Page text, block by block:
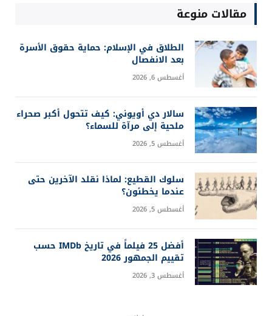
مقالات منوعة
الطلاق في الإسلام: حماية حقوق الأسرة
بعد الانفصال
أغسطس 6, 2026
سالار دي أويوني: كيف تتحول أكبر صحراء
ملحية إلى مرآة للسماء؟
أغسطس 5, 2026
سلوك القطيع: لماذا نقلد الآخرين حتى
عندما يخطئون؟
أغسطس 5, 2026
أفضل 25 فيلماً في تاريخ IMDb حسب
تقييم الجمهور 2026
أغسطس 3, 2026